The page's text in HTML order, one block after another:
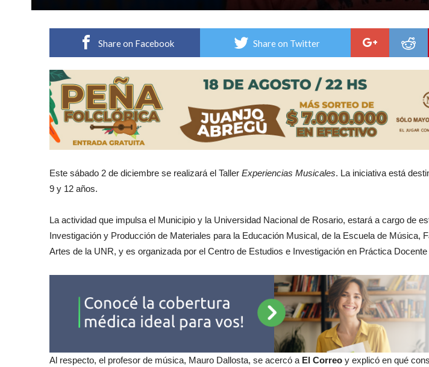
Share on Facebook Share on Twitter
Este sábado 2 de diciembre se realizará el Taller Experiencias Musicales. La iniciativa está
9 y 12 años.
La actividad que impulsa el Municipio y la Universidad Nacional de Rosario, estará a cargo de
Investigación y Producción de Materiales para la Educación Musical, de la Escuela de Música,
Artes de la UNR, y es organizada por el Centro de Estudios e Investigación en Práctica
Al respecto, el profesor de música, Mauro Dallosta, se acercó a El Correo y explicó en qué